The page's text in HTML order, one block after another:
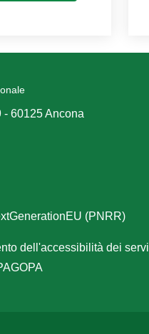
60125 Ancona
(PNRR)
dell'accessibilità dei